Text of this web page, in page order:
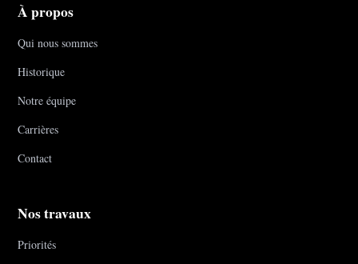
À propos
Qui nous sommes
Historique
Notre équipe
Carrières
Contact
Nos travaux
Priorités